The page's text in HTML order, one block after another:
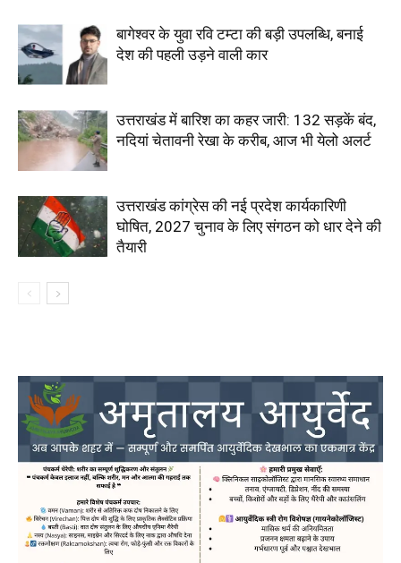
बागेश्वर के युवा रवि टम्टा की बड़ी उपलब्धि, बनाई
देश की पहली उड़ने वाली कार
उत्तराखंड में बारिश का कहर जारी: 132 सड़कें बंद,
नदियां चेतावनी रेखा के करीब, आज भी येलो अलर्ट
उत्तराखंड कांग्रेस की नई प्रदेश कार्यकारिणी
घोषित, 2027 चुनाव के लिए संगठन को धार देने की
तैयारी